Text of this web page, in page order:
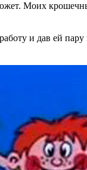
Моих
и дав ей